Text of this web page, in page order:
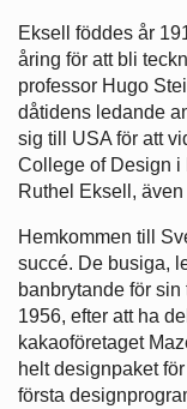
Eksell föddes år
åring för att bli
professor Hugo
dåtidens ledande
sig till USA för att
College of Design i
Ruthel Eksell,
Hemkommen till
succé. De busiga,
banbrytande för
1956, efter att ha
kakaoföretaget
helt designpaket
första